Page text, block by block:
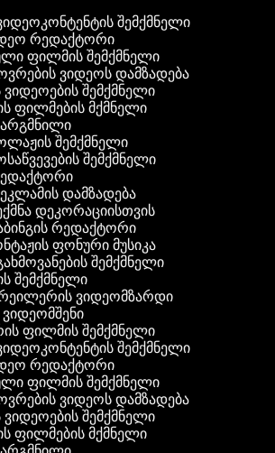
ვიდეოკონტენტის შემქმნელი
რედაქტორი
ფილმის შემქმნელი
ვიდეოს დამზადება
ვიდეოების შემქმნელი
ფილმების მქმნელი
შემქმნელი
შემქმნელი
დამზადება
დეკორაციისთვის
რედაქტორი
ფონური მუსიკა
შემქმნელი
შემქმნელი
ვიდეომზარდი
ვიდეომშენი
ფილმის შემქმნელი
ვიდეოკონტენტის შემქმნელი
რედაქტორი
ფილმის შემქმნელი
ვიდეოს დამზადება
ვიდეოების შემქმნელი
ფილმების მქმნელი